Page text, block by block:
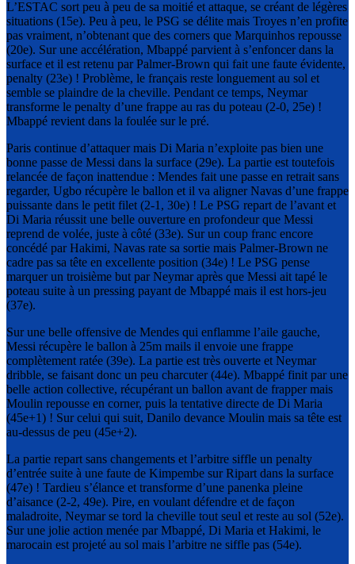
L’ESTAC sort peu à peu de sa moitié et attaque, se créant de légères
situations (15e). Peu à peu, le PSG se délite mais Troyes n’en profite
pas vraiment, n’obtenant que des corners que Marquinhos repousse
(20e). Sur une accélération, Mbappé parvient à s’enfoncer dans la
surface et il est retenu par Palmer-Brown qui fait une faute évidente,
penalty (23e) ! Problème, le français reste longuement au sol et
semble se plaindre de la cheville. Pendant ce temps, Neymar
transforme le penalty d’une frappe au ras du poteau (2-0, 25e) !
Mbappé revient dans la foulée sur le pré.
Paris continue d’attaquer mais Di Maria n’exploite pas bien une
bonne passe de Messi dans la surface (29e). La partie est toutefois
relancée de façon inattendue : Mendes fait une passe en retrait sans
regarder, Ugbo récupère le ballon et il va aligner Navas d’une frappe
puissante dans le petit filet (2-1, 30e) ! Le PSG repart de l’avant et
Di Maria réussit une belle ouverture en profondeur que Messi
reprend de volée, juste à côté (33e). Sur un coup franc encore
concédé par Hakimi, Navas rate sa sortie mais Palmer-Brown ne
cadre pas sa tête en excellente position (34e) ! Le PSG pense
marquer un troisième but par Neymar après que Messi ait tapé le
poteau suite à un pressing payant de Mbappé mais il est hors-jeu
(37e).
Sur une belle offensive de Mendes qui enflamme l’aile gauche,
Messi récupère le ballon à 25m mails il envoie une frappe
complètement ratée (39e). La partie est très ouverte et Neymar
dribble, se faisant donc un peu charcuter (44e). Mbappé finit par une
belle action collective, récupérant un ballon avant de frapper mais
Moulin repousse en corner, puis la tentative directe de Di Maria
(45e+1) ! Sur celui qui suit, Danilo devance Moulin mais sa tête est
au-dessus de peu (45e+2).
La partie repart sans changements et l’arbitre siffle un penalty
d’entrée suite à une faute de Kimpembe sur Ripart dans la surface
(47e) ! Tardieu s’élance et transforme d’une panenka pleine
d’aisance (2-2, 49e). Pire, en voulant défendre et de façon
maladroite, Neymar se tord la cheville tout seul et reste au sol (52e).
Sur une jolie action menée par Mbappé, Di Maria et Hakimi, le
marocain est projeté au sol mais l’arbitre ne siffle pas (54e).